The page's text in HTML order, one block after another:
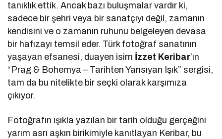
tanıklık ettik. Ancak bazı buluşmalar vardır ki,
sadece bir şehri veya bir sanatçıyı değil, zamanın
kendisini ve o zamanın ruhunu belgeleyen devasa
bir hafızayı temsil eder. Türk fotoğraf sanatının
yaşayan efsanesi, duayen isim İzzet Keribar’ın
“Prag & Bohemya – Tarihten Yansıyan Işık” sergisi,
tam da bu nitelikte bir seçki olarak karşımıza
çıkıyor.
Fotoğrafın ışıkla yazılan bir tarih olduğu gerçeğini
yarım asrı aşkın birikimiyle kanıtlayan Keribar, bu